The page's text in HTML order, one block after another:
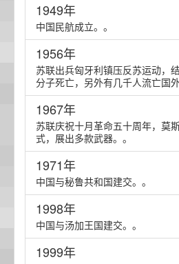
1949年
中国民航成立。。
1956年
苏联出兵匈牙利镇压反苏运动，
分子死亡，另外有几千人流亡国外
1967年
苏联庆祝十月革命五十周年，莫
式，展出多款武器。。
1971年
中国与秘鲁共和国建交。。
1998年
中国与汤加王国建交。。
1999年